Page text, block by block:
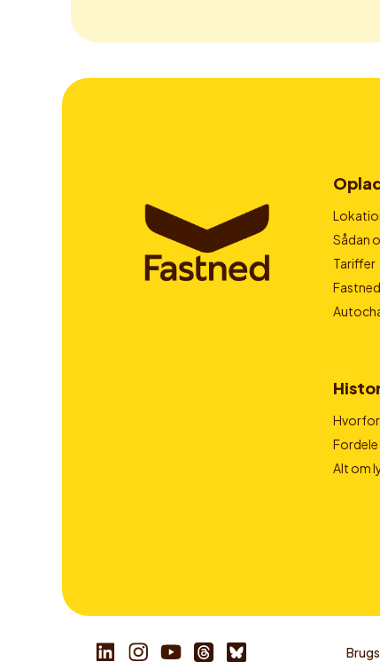
Sådan
Tariffer
Alt om